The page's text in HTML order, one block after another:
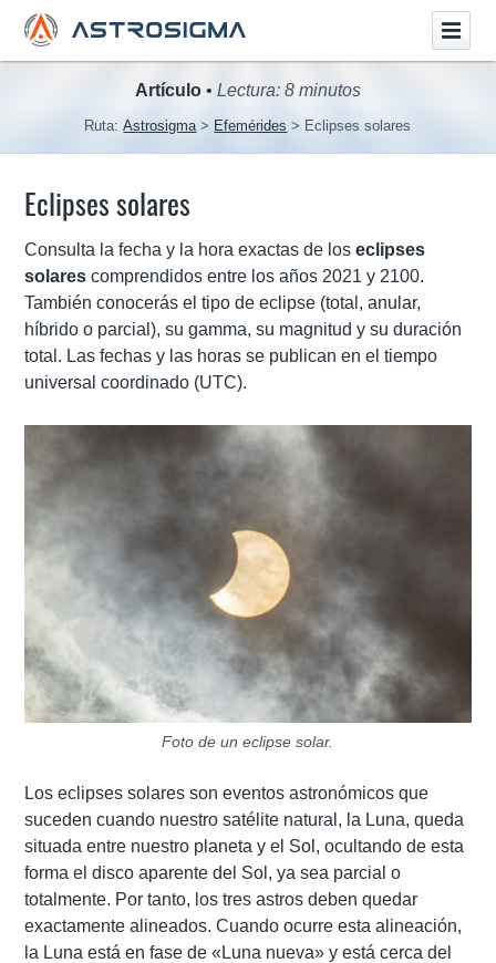
Artículo • Lectura: 8 minutos
Ruta:Astrosigma Efemérides Eclipses solares
Eclipses solares
Consulta la fecha y la hora exactas de loseclipses
solares comprendidos entre los años 2021 y 2100.
También conocerás el tipo de eclipse (total, anular,
híbrido o parcial), su gamma, su magnitud y su duración
total. Las fechas y las horas se publican en el tiempo
universal coordinado (UTC).
Foto de un eclipse solar.
Los eclipses solares son eventos astronómicos que
suceden cuando nuestro satélite natural, la Luna, queda
situada entre nuestro planeta y el Sol, ocultando de esta
forma el disco aparente del Sol, ya sea parcial o
totalmente. Por tanto, los tres astros deben quedar
exactamente alineados. Cuando ocurre esta alineación,
la Luna está en fase de «Luna nueva» y está cerca del